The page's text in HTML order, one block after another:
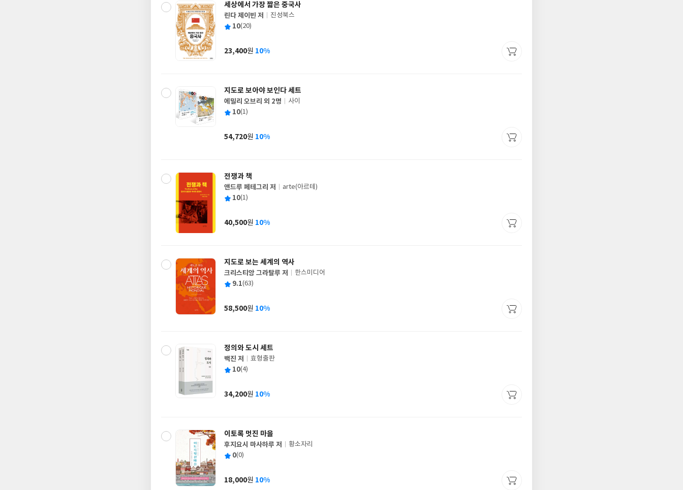
세상에서 가장 짧은 중국사
글
쓴
린다 제이빈 저
출
사
진성북스
평 10(20)
가
23,400원 10%
지도로 보아야 보인다 세트
글
쓴
에밀리 오브리 외 2명
출
사
사이
평 10(1)
가
54,720원 10%
전쟁과 책
글
쓴
앤드루 페테그리 저
출
사
arte(아르테)
평 10(1)
가
40,500원 10%
지도로 보는 세계의 역사
글
쓴
크리스티앙 그라탈루 저
출
사
한스미디어
평 9.1(63)
가
58,500원 10%
정의와 도시 세트
글
쓴
백진 저
출
사
효형출판
평 10(4)
가
34,200원 10%
이토록 멋진 마을
글
쓴
후지요시 마사하루 저
출
사
황소자리
평 0(0)
가
18,000원 10%